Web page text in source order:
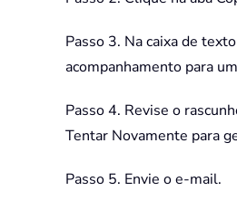
Passo 3. Na caixa de
acompanhamento para
Passo 4. Revise o
Tentar Novamente para
Passo 5. Envie o e-mail.